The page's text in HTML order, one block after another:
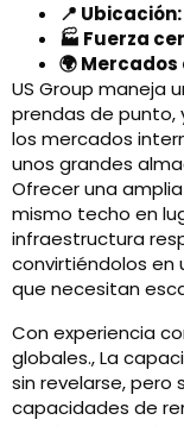
📍 Ubicación:
🏭 Fuerza
🌍
US Group maneja
prendas de punto,
los mercados
unos grandes
Ofrecer una
mismo techo en
infraestructura
convirtiéndolos en
que necesitan
Con experiencia
globales., La
sin revelarse, pero
capacidades de